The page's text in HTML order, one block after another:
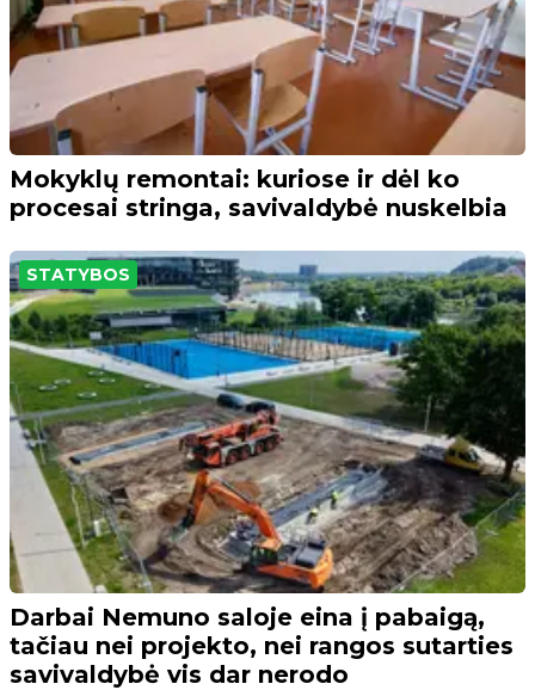
Mokyklų remontai: kuriose ir dėl ko
procesai stringa, savivaldybė nuskelbia
STATYBOS
Darbai Nemuno saloje eina į pabaigą,
tačiau nei projekto, nei rangos sutarties
savivaldybė vis dar nerodo